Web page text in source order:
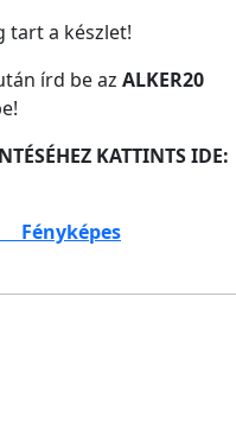
tart a készlet!
írd be az ALKER20
KATTINTS IDE:
Fényképes